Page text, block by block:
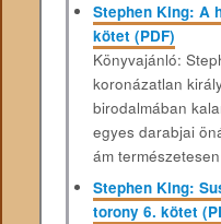
Stephen King: A
kötet (PDF)
Könyvajánló:
koronázatlan
birodalmában
egyes darabjai
ám
Stephen King:
torony 6. kötet